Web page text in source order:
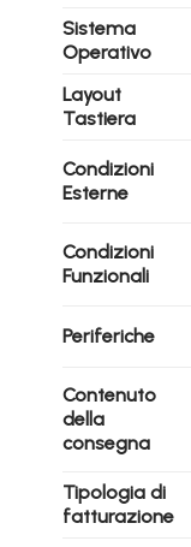
Sistema
Operativo
Layout
Tastiera
Condizioni
Esterne
Condizioni
Funzionali
Periferiche
Contenuto
della
consegna
Tipologia di
fatturazione